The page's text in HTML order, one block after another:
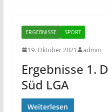
ERGEBNISSE SPORT
19. Oktober 2021 admin
Ergebnisse 1.
Süd LGA
Weiterlesen